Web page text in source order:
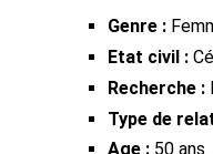
Genre :
Etat civil :
Recherche :
Type de
Age : 50 ans